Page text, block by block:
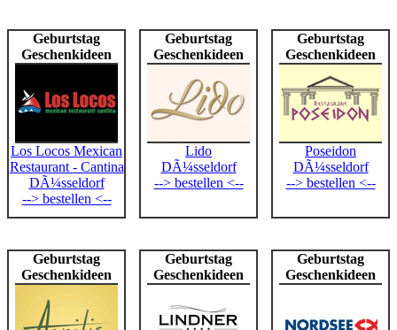
Geburtstag
Geschenkideen
Los Locos Mexican
Restaurant - Cantina
DÃ¼sseldorf
--> bestellen <--
Geburtstag
Geschenkideen
Lido
DÃ¼sseldorf
--> bestellen <--
Geburtstag
Geschenkideen
Poseidon
DÃ¼sseldorf
--> bestellen <--
Geburtstag
Geschenkideen
Geburtstag
Geschenkideen
Geburtstag
Geschenkideen